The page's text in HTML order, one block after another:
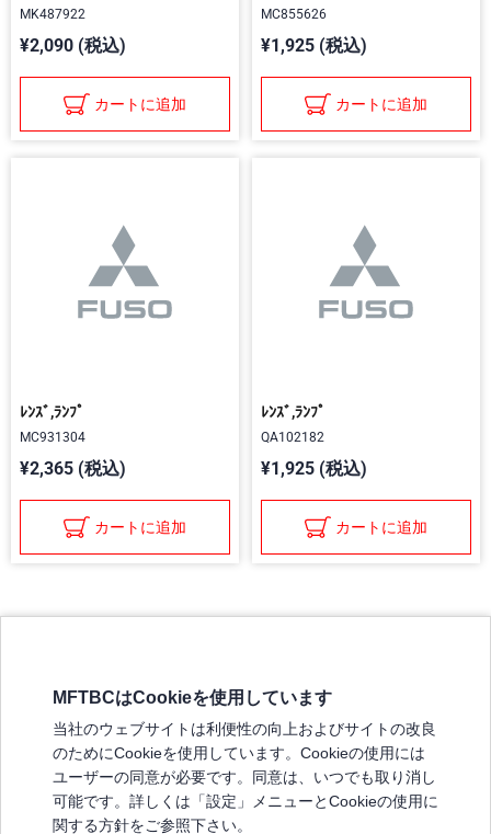
MK487922
¥2,090 (税込)
カートに追加
MC855626
¥1,925 (税込)
カートに追加
ﾚﾝｽﾞ,ﾗﾝﾌﾟ
MC931304
¥2,365 (税込)
カートに追加
ﾚﾝｽﾞ,ﾗﾝﾌﾟ
QA102182
¥1,925 (税込)
カートに追加
弊社の製品について
販売店リスト
よくある質問 / お問い合わせ
MFTBCはCookieを使用しています
当社のウェブサイトは利便性の向上およびサイトの改良
のためにCookieを使用しています。Cookieの使用には
ユーザーの同意が必要です。同意は、いつでも取り消し
可能です。詳しくは「設定」メニューとCookieの使用に
関する方針をご参照下さい。